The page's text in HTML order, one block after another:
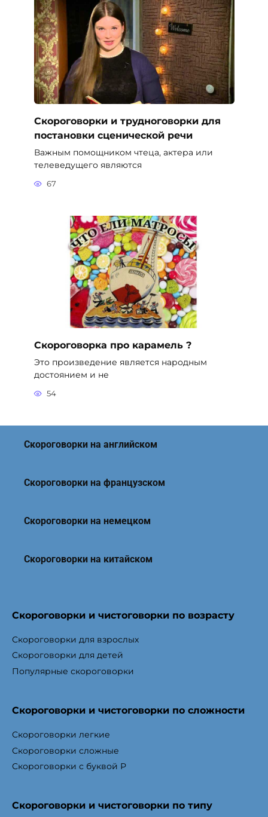
Скороговорки и трудноговорки для
постановки сценической речи
Важным помощником чтеца, актера или
телеведущего являются
67
Скороговорка про карамель ?
Это произведение является народным
достоянием и не
54
Скороговорки на английском
Скороговорки на французском
Скороговорки на немецком
Скороговорки на китайском
Скороговорки и чистоговорки по возрасту
Скороговорки для взрослых
Скороговорки для детей
Популярные скороговорки
Скороговорки и чистоговорки по сложности
Скороговорки легкие
Скороговорки сложные
Скороговорки с буквой Р
Скороговорки и чистоговорки по типу